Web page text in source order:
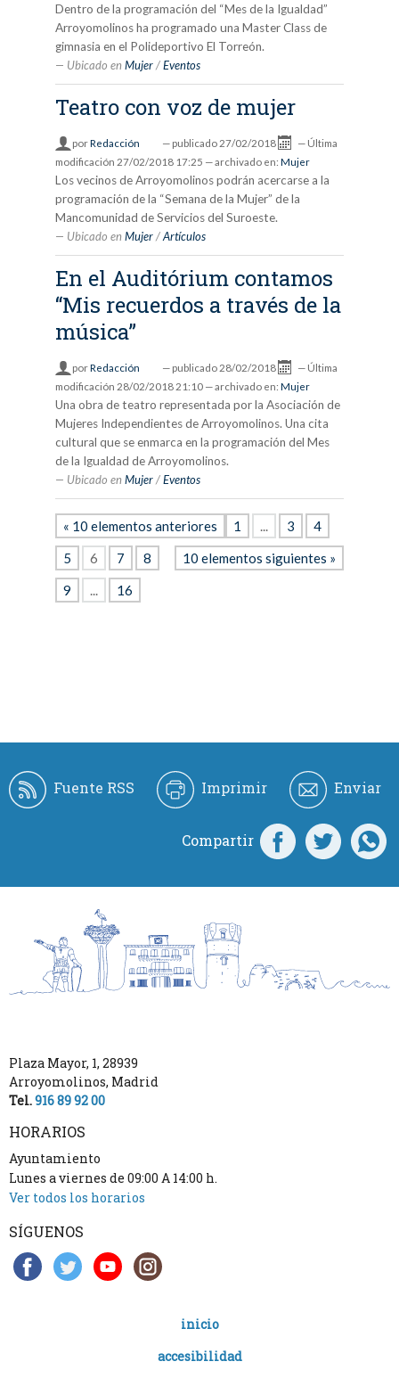
Dentro de la programación del “Mes de la Igualdad”
Arroyomolinos ha programado una Master Class de
gimnasia en el Polideportivo El Torreón.
Ubicado en Mujer /Eventos
Teatro con voz de mujer
porRedacción — publicado 27/02/2018 — Última
modificación 27/02/2018 17:25 — archivado en: Mujer
Los vecinos de Arroyomolinos podrán acercarse a la
programación de la “Semana de la Mujer” de la
Mancomunidad de Servicios del Suroeste.
Ubicado en Mujer /Artículos
En el Auditórium contamos
“Mis recuerdos a través de la
música”
porRedacción — publicado 28/02/2018 — Última
modificación 28/02/2018 21:10 — archivado en: Mujer
Una obra de teatro representada por la Asociación de
Mujeres Independientes de Arroyomolinos. Una cita
cultural que se enmarca en la programación del Mes
de la Igualdad de Arroyomolinos.
Ubicado en Mujer /Eventos
« 10 elementos anteriores
10 elementos siguientes »
1 ... 3
4
5
6 7
8
9
... 16
Fuente RSS Imprimir Enviar
Compartir
Plaza Mayor, 1, 28939
Arroyomolinos, Madrid
Tel.916 89 92 00
HORARIOS
Ayuntamiento
Lunes a viernes de 09:00 A 14:00 h.
Ver todos los horarios
SÍGUENOS
inicio
accesibilidad